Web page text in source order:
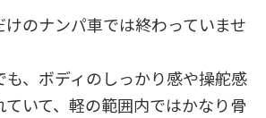
のナンパ車では終わっていませ
も、ボディのしっかり感や操舵感
ていて、軽の範囲内ではかなり骨